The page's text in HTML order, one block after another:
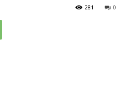
0
281